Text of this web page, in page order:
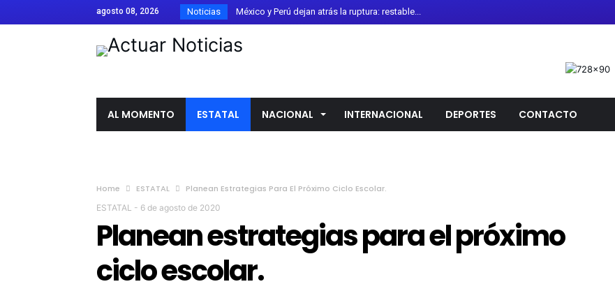
agosto 08, 2026 Noticias México y Perú dejan atrás la ruptura: restable...
Guanajuato firma el calendario escolar 2026-20...
El Festival de Órgano Antiguo de Guanajuato ce...
FIFA respalda a Gianni Infantino pese a crític...
AL MOMENTO ESTATAL NACIONAL INTERNACIONAL DEPORTES CONTACTO
Home ESTATAL Planean Estrategias Para El Próximo Ciclo Escolar.
ESTATAL - 6 de agosto de 2020
Planean estrategias para el próximo
ciclo escolar.